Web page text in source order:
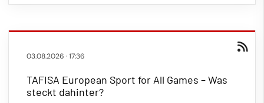
03.08.2026 ·17:36
TAFISA European Sport for All Games – Was
steckt dahinter?